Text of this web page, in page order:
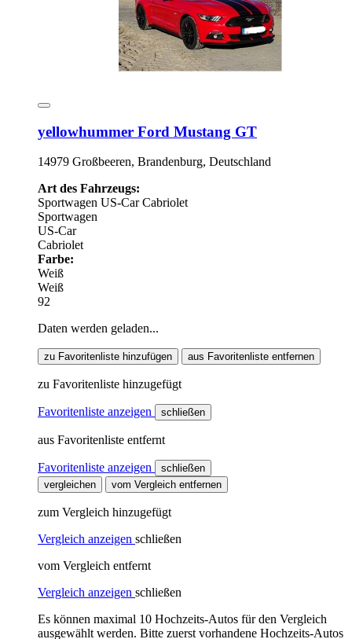
yellowhummer Ford Mustang GT
14979 Großbeeren, Brandenburg, Deutschland
Art des Fahrzeugs:
Sportwagen US-CarCabriolet
Sportwagen
US-Car
Cabriolet
Farbe:
Weiß
Weiß
92
Daten werden geladen...
zu Favoritenliste hinzufügen aus Favoritenliste entfernen
zu Favoritenliste hinzugefügt
Favoritenliste anzeigen schließen
aus Favoritenliste entfernt
Favoritenliste anzeigen
schließen
vergleichen
vom Vergleich entfernen
zum Vergleich hinzugefügt
Vergleich anzeigen schließen
vom Vergleich entfernt
Vergleich anzeigen schließen
Es können maximal 10 Hochzeits-Autos für den Vergleich
ausgewählt werden. Bitte zuerst vorhandene Hochzeits-Autos